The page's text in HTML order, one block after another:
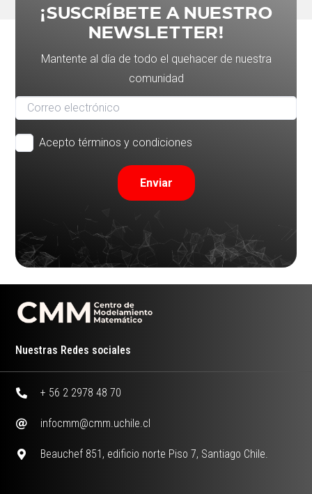
¡SUSCRÍBETE A NUESTRO
NEWSLETTER!
Mantente al día de todo el quehacer de nuestra
comunidad
Acepto términos y condiciones
Enviar
Nuestras Redes sociales
+ 56 2 2978 48 70
infocmm@cmm.uchile.cl
Beauchef 851, edificio norte Piso 7, Santiago Chile.